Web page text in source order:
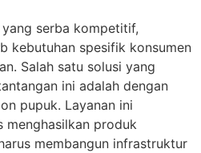
serba kompetitif,
kebutuhan spesifik konsumen
Salah satu solusi yang
ini adalah dengan
pupuk. Layanan ini
menghasilkan produk
membangun infrastruktur